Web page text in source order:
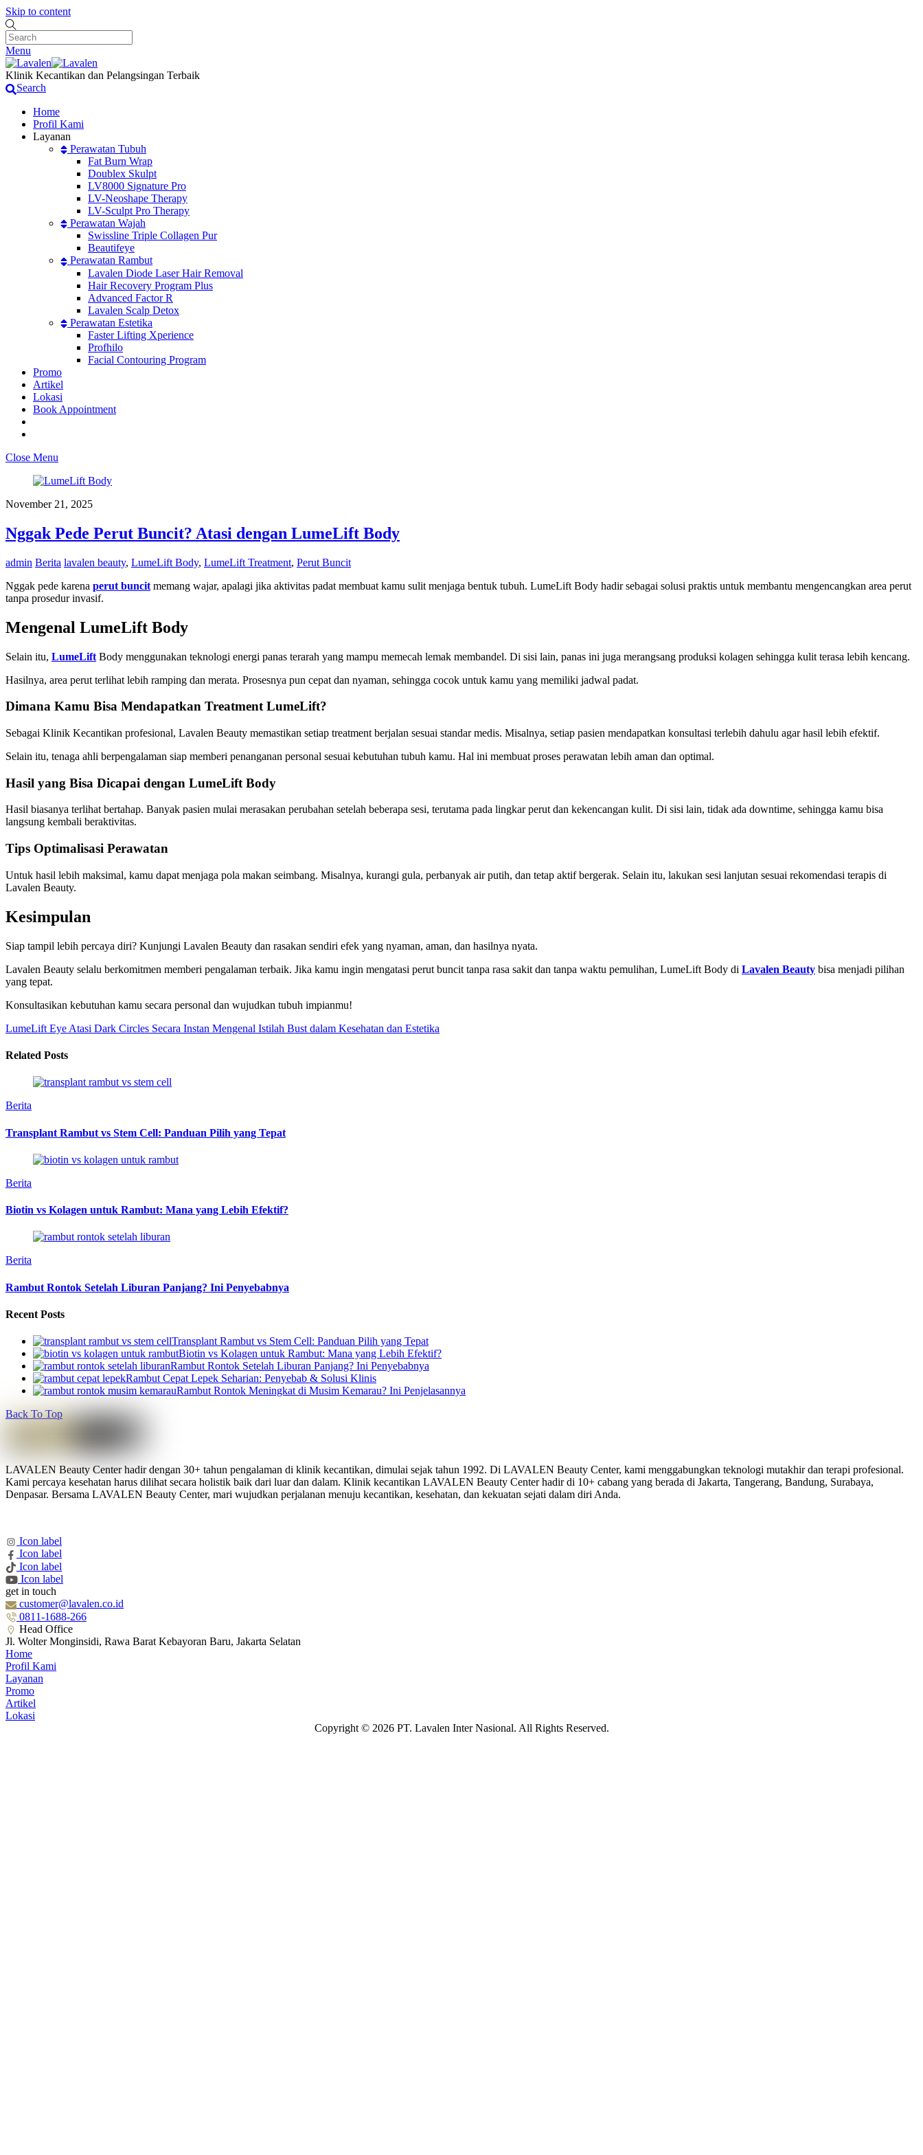
Skip to content
Menu
Klinik Kecantikan dan Pelangsingan Terbaik
Search
Home
Profil Kami
Layanan
Perawatan Tubuh
Fat Burn Wrap
Doublex Skulpt
LV8000 Signature Pro
LV-Neoshape Therapy
LV-Sculpt Pro Therapy
Perawatan Wajah
Swissline Triple Collagen Pur
Beautifeye
Perawatan Rambut
Lavalen Diode Laser Hair Removal
Hair Recovery Program Plus
Advanced Factor R
Lavalen Scalp Detox
Perawatan Estetika
Faster Lifting Xperience
Profhilo
Facial Contouring Program
Promo
Artikel
Lokasi
Book Appointment
Close Menu
November 21, 2025
Nggak Pede Perut Buncit? Atasi dengan LumeLift Body
admin Berita lavalen beauty, LumeLift Body, LumeLift Treatment, Perut Buncit
Nggak pede karena perut buncit memang wajar, apalagi jika aktivitas padat membuat kamu sulit menjaga bentuk tubuh. LumeLift Body hadir sebagai solusi praktis untuk membantu mengencangkan area perut
tanpa prosedur invasif.
Mengenal LumeLift Body
Selain itu, LumeLift Body menggunakan teknologi energi panas terarah yang mampu memecah lemak membandel. Di sisi lain, panas ini juga merangsang produksi kolagen sehingga kulit terasa lebih kencang.
Hasilnya, area perut terlihat lebih ramping dan merata. Prosesnya pun cepat dan nyaman, sehingga cocok untuk kamu yang memiliki jadwal padat.
Dimana Kamu Bisa Mendapatkan Treatment LumeLift?
Sebagai Klinik Kecantikan profesional, Lavalen Beauty memastikan setiap treatment berjalan sesuai standar medis. Misalnya, setiap pasien mendapatkan konsultasi terlebih dahulu agar hasil lebih efektif.
Selain itu, tenaga ahli berpengalaman siap memberi penanganan personal sesuai kebutuhan tubuh kamu. Hal ini membuat proses perawatan lebih aman dan optimal.
Hasil yang Bisa Dicapai dengan LumeLift Body
Hasil biasanya terlihat bertahap. Banyak pasien mulai merasakan perubahan setelah beberapa sesi, terutama pada lingkar perut dan kekencangan kulit. Di sisi lain, tidak ada downtime, sehingga kamu bisa
langsung kembali beraktivitas.
Tips Optimalisasi Perawatan
Untuk hasil lebih maksimal, kamu dapat menjaga pola makan seimbang. Misalnya, kurangi gula, perbanyak air putih, dan tetap aktif bergerak. Selain itu, lakukan sesi lanjutan sesuai rekomendasi terapis di
Lavalen Beauty.
Kesimpulan
Siap tampil lebih percaya diri? Kunjungi Lavalen Beauty dan rasakan sendiri efek yang nyaman, aman, dan hasilnya nyata.
Lavalen Beauty selalu berkomitmen memberi pengalaman terbaik. Jika kamu ingin mengatasi perut buncit tanpa rasa sakit dan tanpa waktu pemulihan, LumeLift Body di Lavalen Beauty bisa menjadi pilihan
yang tepat.
Konsultasikan kebutuhan kamu secara personal dan wujudkan tubuh impianmu!
LumeLift Eye Atasi Dark Circles Secara Instan Mengenal Istilah Bust dalam Kesehatan dan Estetika
Related Posts
Berita
Transplant Rambut vs Stem Cell: Panduan Pilih yang Tepat
Berita
Biotin vs Kolagen untuk Rambut: Mana yang Lebih Efektif?
Berita
Rambut Rontok Setelah Liburan Panjang? Ini Penyebabnya
Recent Posts
Transplant Rambut vs Stem Cell: Panduan Pilih yang Tepat
Biotin vs Kolagen untuk Rambut: Mana yang Lebih Efektif?
Rambut Rontok Setelah Liburan Panjang? Ini Penyebabnya
Rambut Cepat Lepek Seharian: Penyebab & Solusi Klinis
Rambut Rontok Meningkat di Musim Kemarau? Ini Penjelasannya
Back To Top
LAVALEN Beauty Center hadir dengan 30+ tahun pengalaman di klinik kecantikan, dimulai sejak tahun 1992. Di LAVALEN Beauty Center, kami menggabungkan teknologi mutakhir dan terapi profesional.
Kami percaya kesehatan harus dilihat secara holistik baik dari luar dan dalam. Klinik kecantikan LAVALEN Beauty Center hadir di 10+ cabang yang berada di Jakarta, Tangerang, Bandung, Surabaya,
Denpasar. Bersama LAVALEN Beauty Center, mari wujudkan perjalanan menuju kecantikan, kesehatan, dan kekuatan sejati dalam diri Anda.
Icon label
Icon label
Icon label
Icon label
get in touch
customer@lavalen.co.id
0811-1688-266
Head Office
Jl. Wolter Monginsidi, Rawa Barat Kebayoran Baru, Jakarta Selatan
Home
Profil Kami
Layanan
Promo
Artikel
Lokasi
Copyright © 2026 PT. Lavalen Inter Nasional. All Rights Reserved.